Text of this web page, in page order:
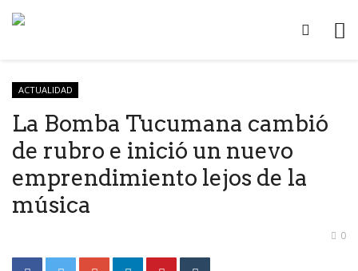
ACTUALIDAD
La Bomba Tucumana cambió
de rubro e inició un nuevo
emprendimiento lejos de la
música
0